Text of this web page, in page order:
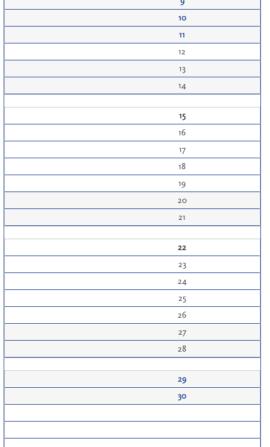
10
11
12
13
14
15
16
17
18
19
20
21
22
23
24
25
26
27
28
29
30